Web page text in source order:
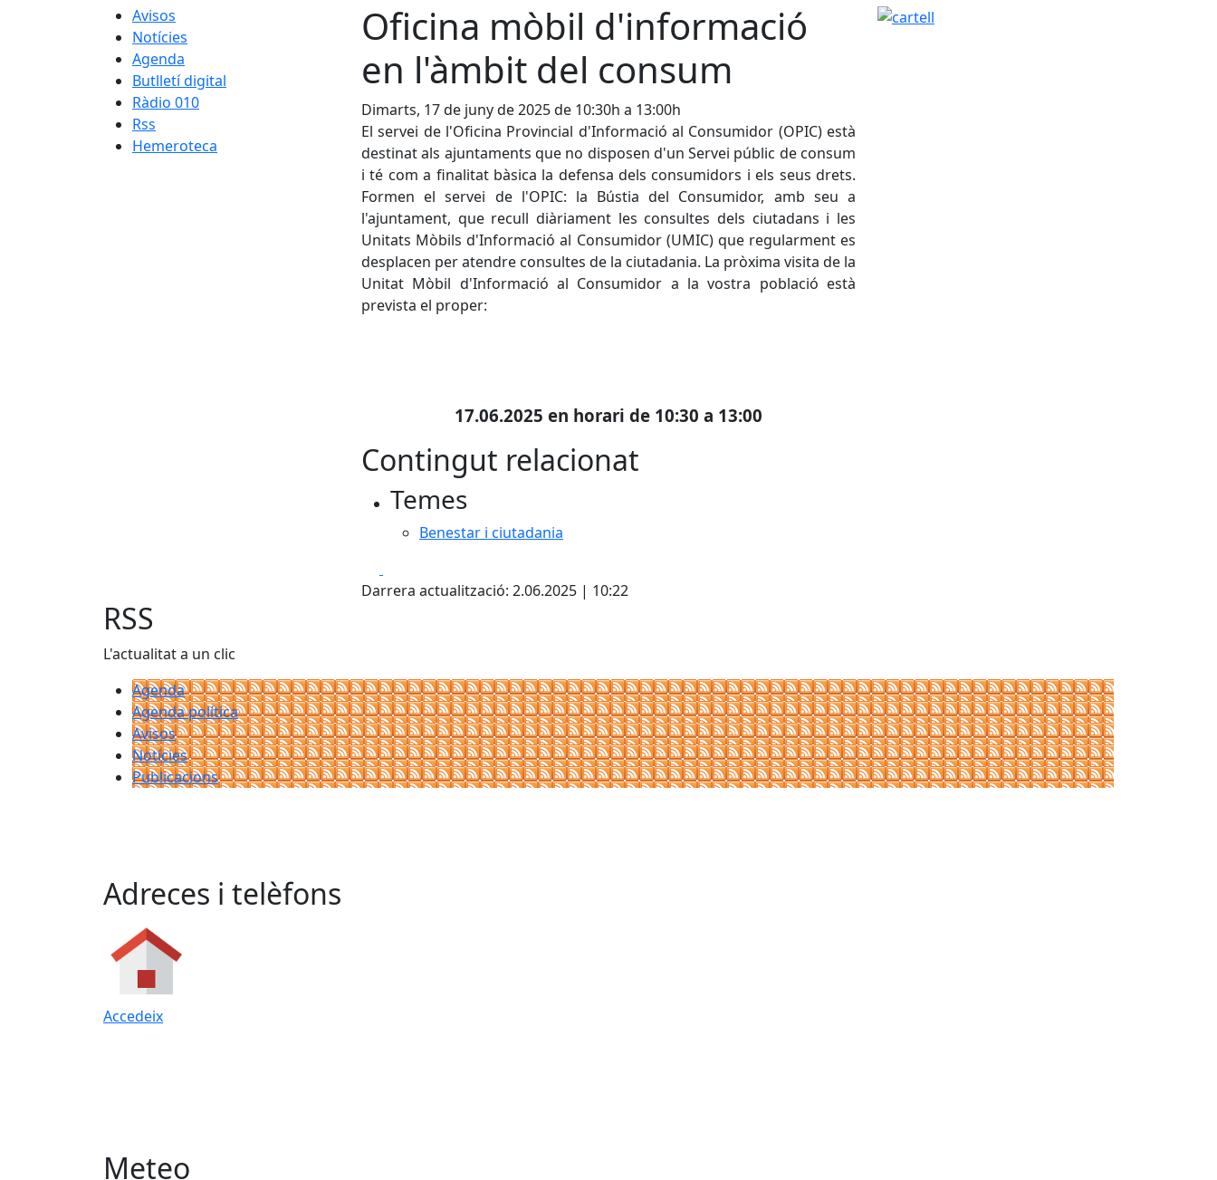
Avisos
Notícies
Agenda
Butlletí digital
Ràdio 010
Rss
Hemeroteca
Oficina mòbil d'informació
en l'àmbit del consum
Dimarts, 17 de juny de 2025 de 10:30h a 13:00h
El servei de l'Oficina Provincial d'Informació al Consumidor (OPIC) està
destinat als ajuntaments que no disposen d'un Servei públic de consum
i té com a finalitat bàsica la defensa dels consumidors i els seus drets.
Formen el servei de l'OPIC: la Bústia del Consumidor, amb seu a
l'ajuntament, que recull diàriament les consultes dels ciutadans i les
Unitats Mòbils d'Informació al Consumidor (UMIC) que regularment es
desplacen per atendre consultes de la ciutadania. La pròxima visita de la
Unitat Mòbil d'Informació al Consumidor a la vostra població està
prevista el proper:
17.06.2025 en horari de 10:30 a 13:00
Contingut relacionat
Temes
Benestar i ciutadania
Darrera actualització: 2.06.2025 | 10:22
cartell
RSS
L'actualitat a un clic
Agenda
Agenda política
Avisos
Notícies
Publicacions
Adreces i telèfons
Accedeix
Meteo